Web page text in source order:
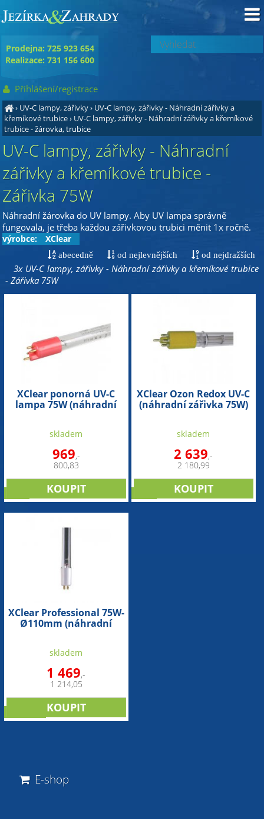
› UV-C lampy, zářivky› UV-C lampy, zářivky - Náhradní zářivky a
křemíkové trubice› UV-C lampy, zářivky - Náhradní zářivky a křemíkové
trubice- žárovka, trubice
UV-C lampy, zářivky - Náhradní
zářivky a křemíkové trubice -
Zářivka 75W
Náhradní žárovka do UV lampy. Aby UV lampa správně
fungovala, je třeba každou zářivkovou trubici měnit 1x ročně.
výrobce: XClear
abecedně od nejlevnějších od nejdražších
3x UV-C lampy, zářivky - Náhradní zářivky a křemíkové trubice
- Zářivka 75W
XClear ponorná UV-C
lampa 75W (náhradní
skladem
969,-
800,83
XClear Ozon Redox UV-C
(náhradní zářivka 75W)
skladem
2 639,-
2 180,99
XClear Professional 75W-
Ø110mm (náhradní
skladem
1 469,-
1 214,05
E-shop
Prodejna: 725 923 654
Realizace: 731 156 600
Přihlášení/registrace